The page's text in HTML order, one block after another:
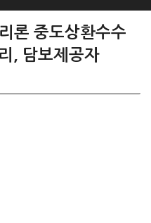
론 중도상환수수
, 담보제공자